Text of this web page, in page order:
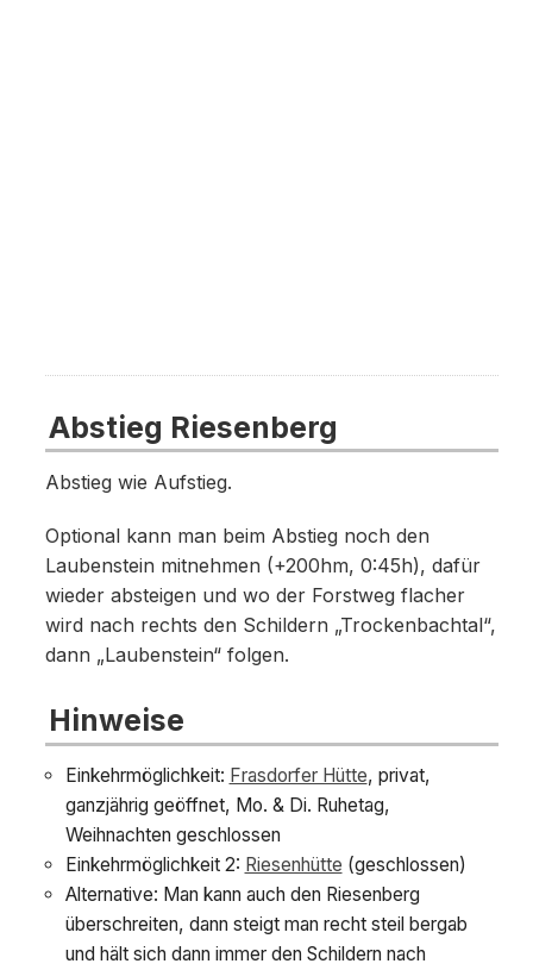
Abstieg Riesenberg
Abstieg wie Aufstieg.
Optional kann man beim Abstieg noch den
Laubenstein mitnehmen (+200hm, 0:45h), dafür
wieder absteigen und wo der Forstweg flacher
wird nach rechts den Schildern „Trockenbachtal“,
dann „Laubenstein“ folgen.
Hinweise
Einkehrmöglichkeit: Frasdorfer Hütte, privat,
ganzjährig geöffnet, Mo. & Di. Ruhetag,
Weihnachten geschlossen
Einkehrmöglichkeit 2: Riesenhütte (geschlossen)
Alternative: Man kann auch den Riesenberg
überschreiten, dann steigt man recht steil bergab
und hält sich dann immer den Schildern nach